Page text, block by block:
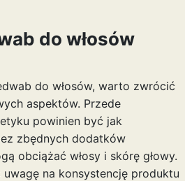
do włosów
do włosów, warto zwrócić
aspektów. Przede
powinien być jak
zbędnych dodatków
obciążać włosy i skórę głowy.
na konsystencję produktu